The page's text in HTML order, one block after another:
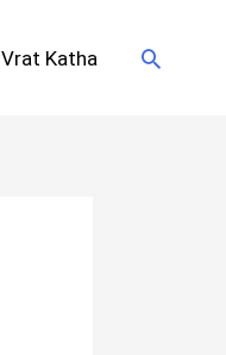
Vrat Katha Search